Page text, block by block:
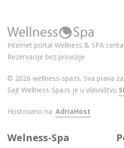
Internet portal Wellness & SPA
Rezervacije bez provizije
© 2026 wellness-spa.rs. Sva prava
Sajt Wellness-Spa.rs je u vlasništvu
Hostovano na: AdriaHost
Welness-Spa